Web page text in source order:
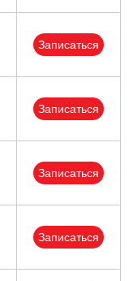
Записаться
Записаться
Записаться
Записаться